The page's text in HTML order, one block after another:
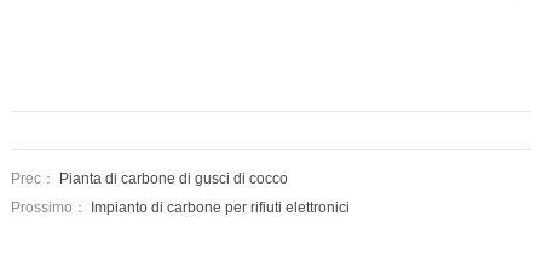
Prec：
Pianta di carbone di gusci di cocco
Prossimo：
Impianto di carbone per rifiuti elettronici